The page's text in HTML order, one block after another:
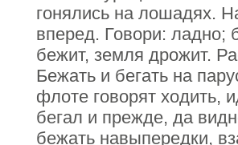
гонялись на лошадях.
вперед. Говори: ладно;
бежит, земля дрожит.
Бежать и бегать на
флоте говорят ходить,
бегал и прежде, да
бежать навыпередки,